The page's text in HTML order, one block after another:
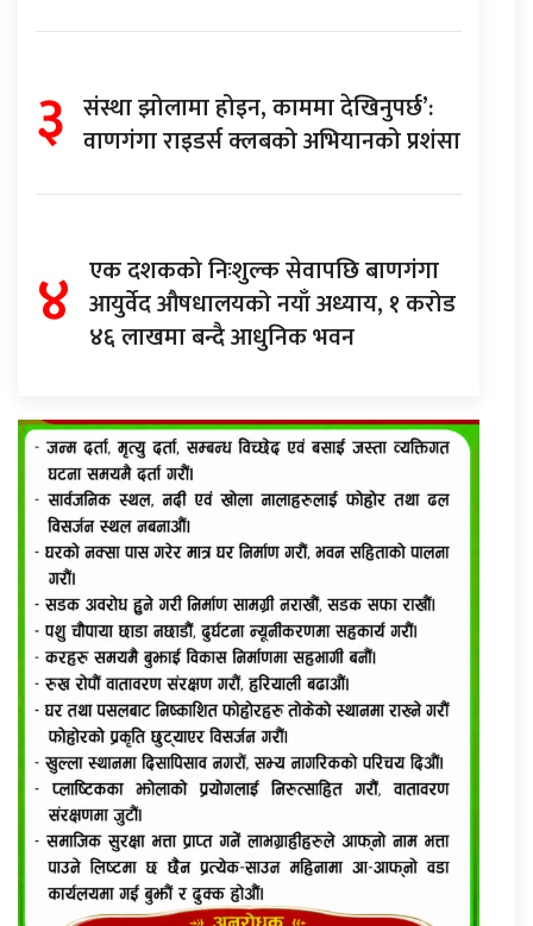
३ संस्था झोलामा होइन, काममा देखिनुपर्छ’:
वाणगंगा राइडर्स क्लबको अभियानको प्रशंसा
४ एक दशकको निःशुल्क सेवापछि बाणगंगा
आयुर्वेद औषधालयको नयाँ अध्याय, १ करोड
४६ लाखमा बन्दै आधुनिक भवन